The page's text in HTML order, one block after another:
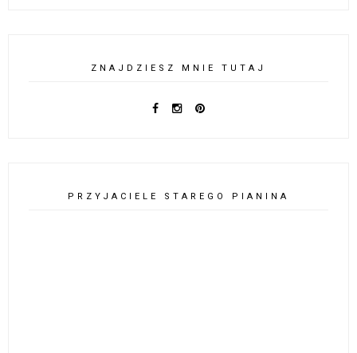
ZNAJDZIESZ MNIE TUTAJ
PRZYJACIELE STAREGO PIANINA